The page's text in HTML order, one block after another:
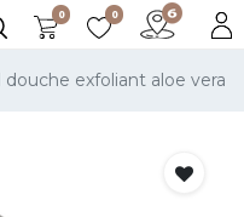
0 0
douche exfoliant aloe vera